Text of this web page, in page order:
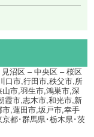
沼区 – 中央区 – 桜区
口市,行田市,秩父市,所
市,羽生市,鴻巣市,深
霞市,志木市,和光市,新
,蓮田市,坂戸市,幸手
都･群馬県･栃木県･茨